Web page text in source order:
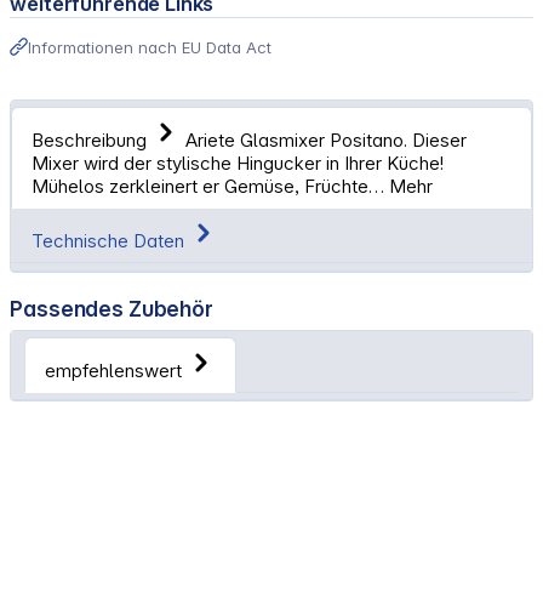
Informationen nach EU Data Act
Beschreibung
Ariete Glasmixer Positano. Dieser
Mixer wird der stylische Hingucker in Ihrer Küche!
Mühelos zerkleinert er Gemüse, Früchte… Mehr
Technische Daten
Passendes Zubehör
empfehlenswert